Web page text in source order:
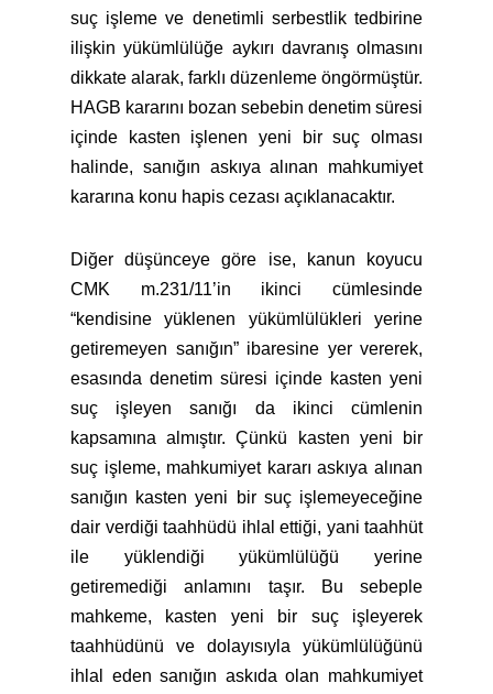
suç işleme ve denetimli serbestlik tedbirine
ilişkin yükümlülüğe aykırı davranış olmasını
dikkate alarak, farklı düzenleme öngörmüştür.
HAGB kararını bozan sebebin denetim süresi
içinde kasten işlenen yeni bir suç olması
halinde, sanığın askıya alınan mahkumiyet
kararına konu hapis cezası açıklanacaktır.
Diğer düşünceye göre ise, kanun koyucu
CMK m.231/11’in ikinci cümlesinde
“kendisine yüklenen yükümlülükleri yerine
getiremeyen sanığın” ibaresine yer vererek,
esasında denetim süresi içinde kasten yeni
suç işleyen sanığı da ikinci cümlenin
kapsamına almıştır. Çünkü kasten yeni bir
suç işleme, mahkumiyet kararı askıya alınan
sanığın kasten yeni bir suç işlemeyeceğine
dair verdiği taahhüdü ihlal ettiği, yani taahhüt
ile yüklendiği yükümlülüğü yerine
getiremediği anlamını taşır. Bu sebeple
mahkeme, kasten yeni bir suç işleyerek
taahhüdünü ve dolayısıyla yükümlülüğünü
ihlal eden sanığın askıda olan mahkumiyet